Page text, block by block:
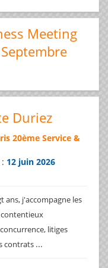
Meeting
Duriez
20ème Service &
12 juin 2026
ans, j'accompagne les
litiges
contrats ...